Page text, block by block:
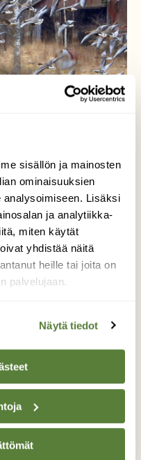
sisällön ja mainosten
ominaisuuksien
Lisäksi
ja analytiikka-
miten käytät
yhdistää näitä
heille tai joita on
palvelujaan.
Näytä tiedot
viime päivinä ja
paljon. Näyttää
mutta myös
aamuna joukkoon
Vesilahti 7.4.2026